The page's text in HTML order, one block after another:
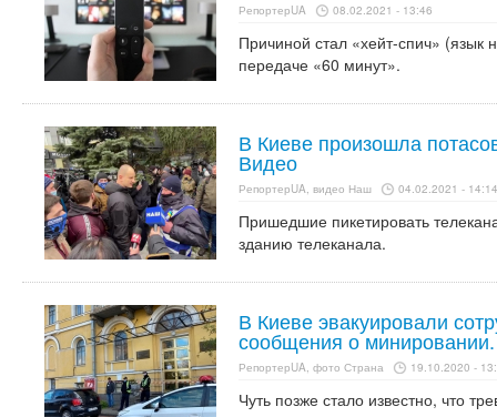
РепортерUA 08.02.2021 - 13:46
Причиной стал «хейт-спич» (язык
передаче «60 минут».
В Киеве произошла
Видео
РепортерUA, видео Наш 04.02.2021 - 14:14
Пришедшие пикетировать
зданию телеканала.
В Киеве эвакуировали
сообщения о
РепортерUA, фото Страна 19.10.2020 -
Чуть позже стало известно, что